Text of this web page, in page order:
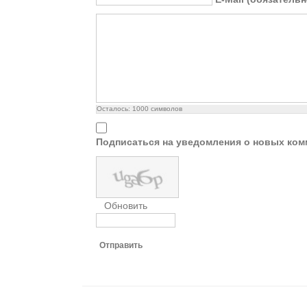
Осталось: 1000 символов
Подписаться на уведомления о новых
Обновить
Отправить